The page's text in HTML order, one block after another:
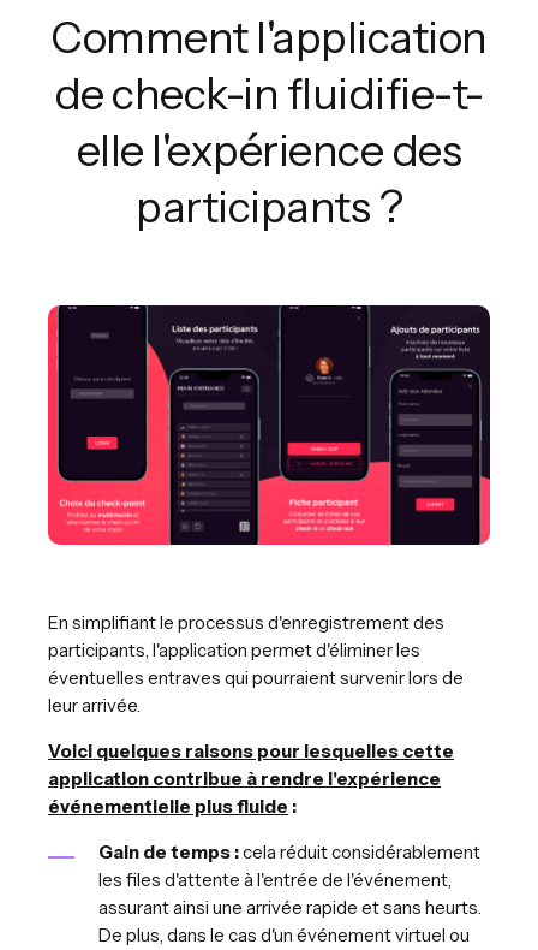
Comment l'application
de check-in fluidifie-t-
elle l'expérience des
participants ?
En simplifiant le processus d'enregistrement des
participants, l'application permet d'éliminer les
éventuelles entraves qui pourraient survenir lors de
leur arrivée.
Voici quelques raisons pour lesquelles cette
application contribue à rendre l'expérience
événementielle plus fluide :
Gain de temps :cela réduit considérablement
les files d'attente à l'entrée de l'événement,
assurant ainsi une arrivée rapide et sans heurts.
De plus, dans le cas d'un événement virtuel ou